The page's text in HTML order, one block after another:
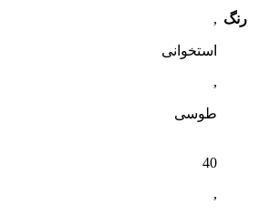
رنگ ,
استخوانی
,
طوسی
40
,